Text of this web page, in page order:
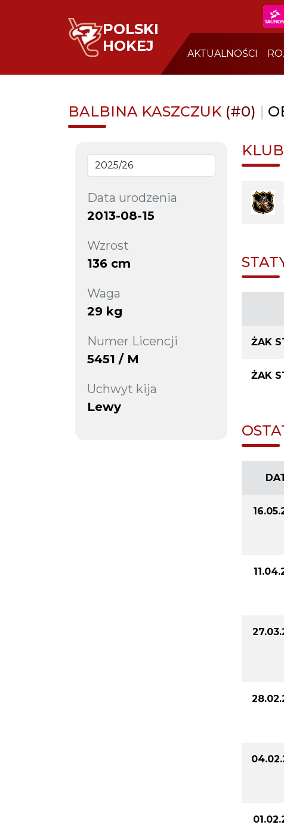
POLSKI
HOKEJ
AKTUALNOŚCI
BALBINA KASZCZUK (#0) |
Data urodzenia
2013-08-15
Wzrost
136 cm
Waga
29 kg
Numer Licencji
5451 / M
Uchwyt kija
Lewy
ŻAK
ŻAK